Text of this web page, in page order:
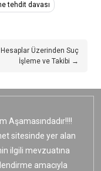
tehdit davası
Hesaplar Üzerinden Suç
İşleme ve Takibi →
Aşamasındadır!!!!
sitesinde yer alan
ilgili mevzuatına
amacıyla